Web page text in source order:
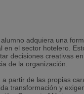
adquiera una
el sector hotelero.
decisiones creativas
de la organización.
partir de las propias
transformación y